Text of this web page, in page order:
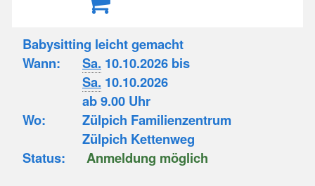
Babysitting leicht gemacht
Wann:
Sa. 10.10.2026 bis
Sa. 10.10.2026
ab 9.00 Uhr
Wo:
Zülpich Familienzentrum
Zülpich Kettenweg
Status:
Anmeldung möglich